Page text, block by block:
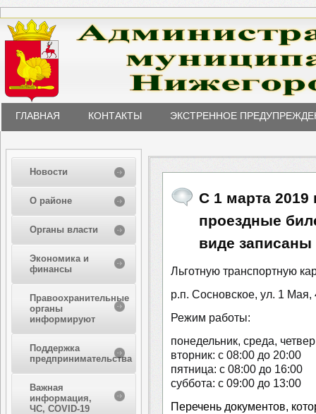
ГЛАВНАЯ КОНТАКТЫ ЭКСТРЕННОЕ
Новости
О районе
Органы власти
Экономика и
финансы
Правоохранительные
органы
информируют
Поддержка
предпринимательства
Важная
информация,
ЧС, COVID-19
С 1 марта 2019
проездные
виде записаны
Льготную транспортную
р.п. Сосновское, ул. 1
Режим работы:
понедельник, среда,
вторник: с 08:00 до 20:00
пятница: с 08:00 до 16:00
суббота: с 09:00 до 13:00
Перечень документов,